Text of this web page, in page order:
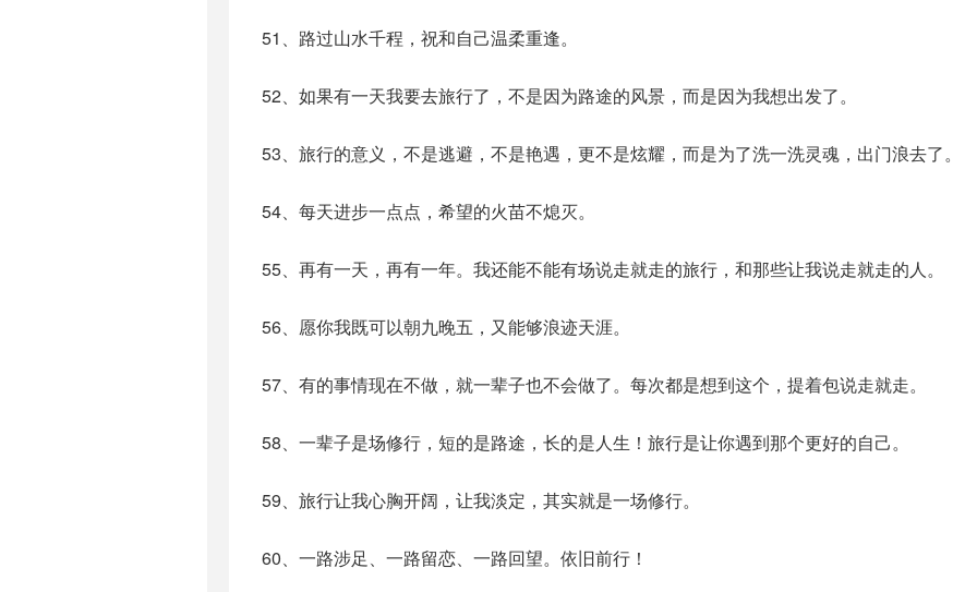
51、路过山水千程，祝和自己温柔重逢。
52、如果有一天我要去旅行了，不是因为路途的风景，而是因为我想出发了。
53、旅行的意义，不是逃避，不是艳遇，更不是炫耀，而是为了洗一洗灵魂，出门浪去了。
54、每天进步一点点，希望的火苗不熄灭。
55、再有一天，再有一年。我还能不能有场说走就走的旅行，和那些让我说走就走的人。
56、愿你我既可以朝九晚五，又能够浪迹天涯。
57、有的事情现在不做，就一辈子也不会做了。每次都是想到这个，提着包说走就走。
58、一辈子是场修行，短的是路途，长的是人生！旅行是让你遇到那个更好的自己。
59、旅行让我心胸开阔，让我淡定，其实就是一场修行。
60、一路涉足、一路留恋、一路回望。依旧前行！